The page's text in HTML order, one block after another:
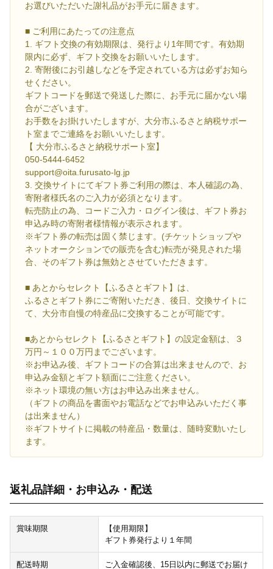
お選びいただいた謝礼品がお手元に届きます。
■ ご利用にあたっての注意点
1. ギフト交換の有効期限は、発行より1年間です。有効期
限内に必ず、ギフト交換をお願いいたします。
2. 寄附後にお引越しなどを予定されている方は必ずお知ら
せください。
ギフトコードを郵送で発送した際に、お手元に届かない場
合がございます。
お手数をお掛けいたしますが、大分市ふるさと納税サポー
ト室までご連絡をお願いいたします。
【 大分市ふるさと納税サポート室】
050-5444-6452
support@oita.furusato-lg.jp
3. 交換サイトにてギフト券ご利用の際は、本人確認の為、
寄附者様氏名のご入力が必須となります。
転売防止の為、コードご入力・ログイン後は、ギフト券お
申込み時の寄附者様情報が表示されます。
※ギフト券の転売は固く禁じます。(チケットショップや
ネットオークションでの販売を含む)転売が発見された場
合、そのギフト券は無効とさせていただきます。
■ あとからセレクト【ふるさとギフト】は、
ふるさとギフト券にご寄附いただき、後日、交換サイトに
て、大分市自慢の特産品に交換することが可能です。
■あとからセレクト【ふるさとギフト】の設定金額は、３
万円～１００万円までございます。
※お申込み後、ギフトコードの合算は出来ませんので、お
申込み金額とギフト額面にご注意ください。
※ネット環境の無い方はお申込み出来ません。
（ギフトの商品を書面やお電話などでお申込みいただく事
は出来ません）
※ギフトサイトに掲載の特産品・数量は、随時変動いたし
ます。
返礼品詳細・お申込み・配送
賞味期限
【使用期限】
ギフト券発行より１年間
配送時期 ご入金確認後、15日以内に郵送でお届け